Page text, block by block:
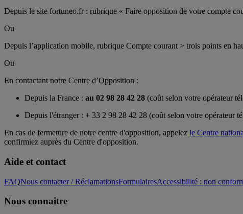
Depuis le site fortuneo.fr : rubrique « Faire opposition de votre compte
Ou
Depuis l’application mobile, rubrique Compte courant > trois points en
Ou
En contactant notre Centre d’Opposition :
Depuis la France : au 02 98 28 42 28 (coût selon votre opérateur
Depuis l'étranger : + 33 2 98 28 42 28 (coût selon votre opérateur
En cas de fermeture de notre centre d'opposition, appelez le Centre
confirmiez auprès du Centre d'opposition.
Aide et contact
FAQNous contacter / RéclamationsFormulairesAccessibilité : non
Nous connaitre